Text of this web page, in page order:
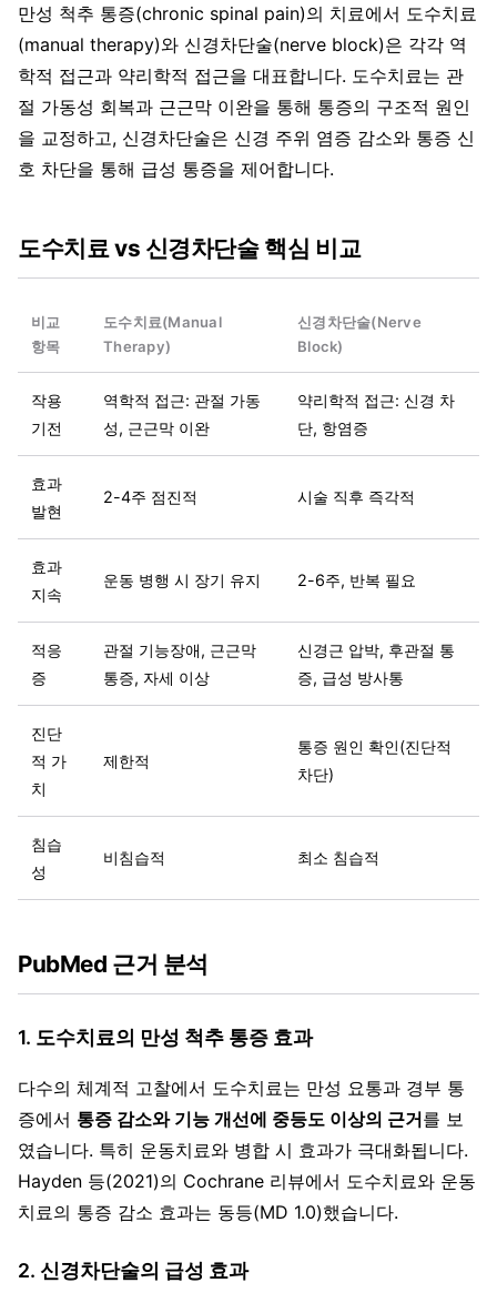
만성 척추 통증(chronic spinal pain)의 치료에서 도수치료
(manual therapy)와 신경차단술(nerve block)은 각각 역
학적 접근과 약리학적 접근을 대표합니다. 도수치료는 관
절 가동성 회복과 근근막 이완을 통해 통증의 구조적 원인
을 교정하고, 신경차단술은 신경 주위 염증 감소와 통증 신
호 차단을 통해 급성 통증을 제어합니다.
도수치료 vs 신경차단술 핵심 비교
비교
항목
도수치료(Manual
Therapy)
신경차단술(Nerve
Block)
작용
기전
역학적 접근: 관절 가동
성, 근근막 이완
약리학적 접근: 신경 차
단, 항염증
효과
발현
2-4주 점진적 시술 직후 즉각적
효과
지속
운동 병행 시 장기 유지 2-6주, 반복 필요
적응
증
관절 기능장애, 근근막
통증, 자세 이상
신경근 압박, 후관절 통
증, 급성 방사통
진단
적 가
치
제한적
통증 원인 확인(진단적
차단)
침습
성
비침습적 최소 침습적
PubMed 근거 분석
1. 도수치료의 만성 척추 통증 효과
다수의 체계적 고찰에서 도수치료는 만성 요통과 경부 통
증에서 통증 감소와 기능 개선에 중등도 이상의 근거를 보
였습니다. 특히 운동치료와 병합 시 효과가 극대화됩니다.
Hayden 등(2021)의 Cochrane 리뷰에서 도수치료와 운동
치료의 통증 감소 효과는 동등(MD 1.0)했습니다.
2. 신경차단술의 급성 효과